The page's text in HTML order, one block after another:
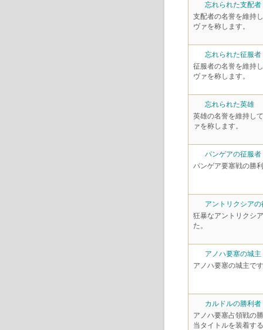
忘れられた支配者
支配者の名誉を維持
ヴァを称します。
忘れられた征服者
征服者の名誉を維持
ヴァを称します。
忘れられた英雄
英雄の名誉を維持し
ァを称します。
パンゲアの征服者
パンゲア要塞戦の勝
アントリクシアの
狂暴なアントリクシ
た。
アノハ要塞の城主
アノハ要塞の城主で
カルドルの勝利者
アノハ要塞占領戦の
当タイトルを装着す